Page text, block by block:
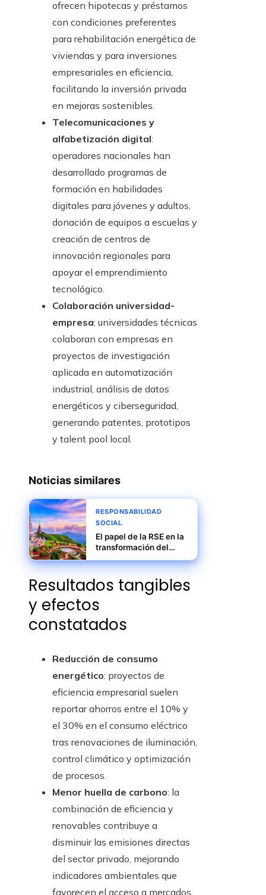
ofrecen hipotecas y préstamos
con condiciones preferentes
para rehabilitación energética de
viviendas y para inversiones
empresariales en eficiencia,
facilitando la inversión privada
en mejoras sostenibles.
Telecomunicaciones y
alfabetización digital:
operadores nacionales han
desarrollado programas de
formación en habilidades
digitales para jóvenes y adultos,
donación de equipos a escuelas y
creación de centros de
innovación regionales para
apoyar el emprendimiento
tecnológico.
Colaboración universidad-
empresa: universidades técnicas
colaboran con empresas en
proyectos de investigación
aplicada en automatización
industrial, análisis de datos
energéticos y ciberseguridad,
generando patentes, prototipos
y talent pool local.
Noticias similares
RESPONSABILIDAD
SOCIAL
El papel de la RSE en la
transformación del
turismo tailandés hacia
la sostenibilidad
Resultados tangibles
y efectos
constatados
Reducción de consumo
energético: proyectos de
eficiencia empresarial suelen
reportar ahorros entre el 10% y
el 30% en el consumo eléctrico
tras renovaciones de iluminación,
control climático y optimización
de procesos.
Menor huella de carbono: la
combinación de eficiencia y
renovables contribuye a
disminuir las emisiones directas
del sector privado, mejorando
indicadores ambientales que
favorecen el acceso a mercados